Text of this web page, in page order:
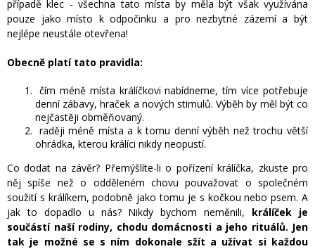
případě klec - všechna tato místa by měla být však využívána
pouze jako místo k odpočinku a pro nezbytné zázemí a být
nejlépe neustále otevřena!
Obecně platí tato pravidla:
čím méně místa králíčkovi nabídneme, tím více potřebuje
denní zábavy, hraček a nových stimulů. Výběh by měl být co
nejčastěji obměňovaný.
raději méně místa a k tomu denní výběh než trochu větší
ohrádka, kterou králíci nikdy neopustí.
Co dodat na závěr? Přemýšlíte-li o pořízení králíčka, zkuste pro
něj spíše než o odděleném chovu pouvažovat o společném
soužití s králíkem, podobně jako tomu je s kočkou nebo psem. A
jak to dopadlo u nás? Nikdy bychom neměnili, králíček je
součástí naší rodiny, chodu domácnosti a jeho rituálů. Jen
tak je možné se s ním dokonale sžít a užívat si každou